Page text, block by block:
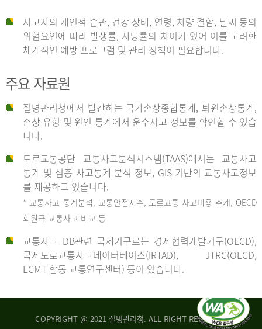
사
사고자의 개인적 습관, 건강 상태, 연령, 차량 결함, 날씨 등의
위험요인에 따라 발생률, 사망률의 차이가 있어 이를 고려한
체계적인 예방 프로그램 및 관리 정책이 필요합니다.
주요 자료원
질병관리청에서 발간하는 국가손상종합통계, 퇴원손상통계,
손상 유형 및 원인 통계에서 운수사고 정보를 확인할 수 있습
니다.
도로교통공단 교통사고분석시스템(TAAS)에서는 교통사고
통계 및 심층 사고통계 분석 정보, GIS 기반의 교통사고정보
를 제공하고 있습니다.
* 교통사고 통계분석, 교통안전지수, 도로교통 사고비용 추계, OECD
회원국 교통사고 비교 등
교통사고 DB관련 국제기구로는 경제협력개발기구(OECD),
국제도로교통사고데이터베이스(IRTAD), JTRC(OECD,
ECMT 합동 교통연구센터) 등이 있습니다.
COPYRIGHT @ 2021 질병관리청. ALL RIGHT RESERVED